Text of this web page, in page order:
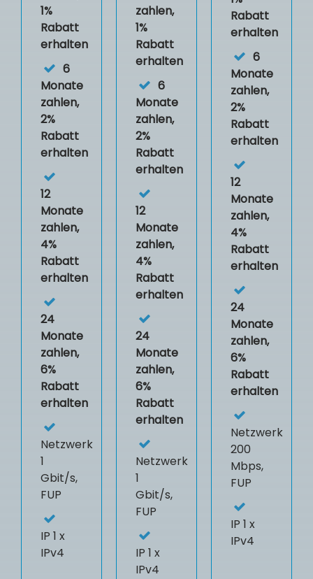
1%
Rabatt
erhalten
6
Monate
zahlen,
2%
Rabatt
erhalten
12
Monate
zahlen,
4%
Rabatt
erhalten
24
Monate
zahlen,
6%
Rabatt
erhalten
Netzwerk
1
Gbit/s,
FUP
IP 1 x
IPv4
zahlen,
1%
Rabatt
erhalten
6
Monate
zahlen,
2%
Rabatt
erhalten
12
Monate
zahlen,
4%
Rabatt
erhalten
24
Monate
zahlen,
6%
Rabatt
erhalten
Netzwerk
1
Gbit/s,
FUP
IP 1 x
IPv4
Rabatt
erhalten
6
Monate
zahlen,
2%
Rabatt
erhalten
12
Monate
zahlen,
4%
Rabatt
erhalten
24
Monate
zahlen,
6%
Rabatt
erhalten
Netzwerk
200
Mbps,
FUP
IP 1 x
IPv4